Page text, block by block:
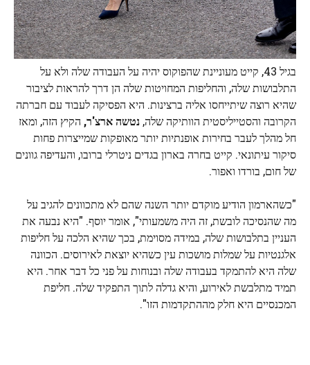
בגיל 43, קייט מעוניינת שהפוקוס יהיה על העבודה שלה ולא על
התלבושות שלה, והחליפות המחויטות שלה הן דרך להראות לציבור
שהיא רוצה שיתייחסו אליה ברצינות. היא הפסיקה לעבוד עם חברתה
הקרובה והסטייליסטית הוותיקה שלה, נטשה ארצ'ר, הקיץ הזה, ומאז
חל מהלך לעבר בחירות אופנתיות יותר מאופקות שמייצרות פחות
סיקור עיתונאי. קייט בחרה בארון בגדים ניטרלי ברובו, והעדיפה גוונים
של חום, בורדו ואפור.
"כשהארמון הודיע ​​מוקדם יותר השנה שהם לא מתכוונים להגיב על
מה שהנסיכה לובשת, זה היה משמעותי", אומר יוסף. "היא נבעה את
העניין בתלבושות שלה, במידה מסוימת, בכך שהיא הלכה על חליפות
אלגנטיות על שמלות מושכות עין כשהיא יוצאת לאירוסים. הכוונה
שלה היא להתמקד בעבודה שלה ובנוחות על פני כל דבר אחר. היא
תמיד מתלבשת לאירוע, והיא גדלה לתוך התפקיד שלה. חליפת
המכנסיים היא חלק מההתקדמות הזו".